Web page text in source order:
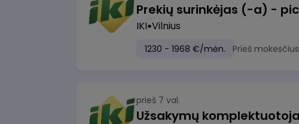
IKI Vilnius
1230 - 1968 €/mėn. Prieš mokesčius
prieš 7 val.